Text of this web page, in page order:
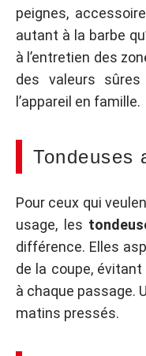
peignes,
autant à la barbe
à l’entretien des
des valeurs
l’appareil en famille.
Tondeuses
Pour ceux qui
usage, les
différence. Elles
de la coupe, évitant
à chaque passage.
matins pressés.